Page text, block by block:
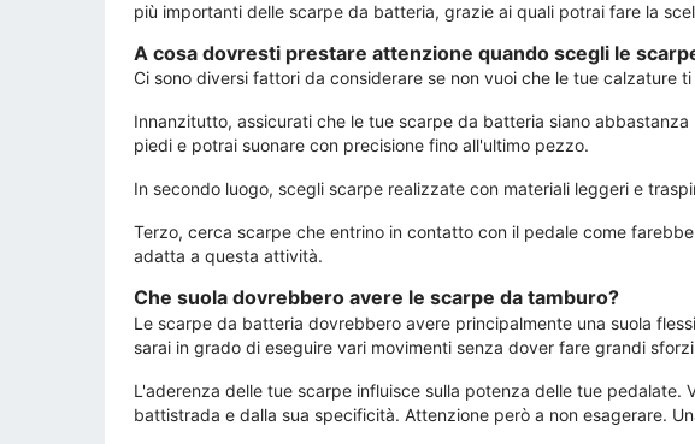
più importanti delle scarpe da batteria, grazie ai quali potrai fare la
A cosa dovresti prestare attenzione quando scegli le
Ci sono diversi fattori da considerare se non vuoi che le tue calzature
Innanzitutto, assicurati che le tue scarpe da batteria siano
piedi e potrai suonare con precisione fino all'ultimo pezzo.
In secondo luogo, scegli scarpe realizzate con materiali leggeri e
Terzo, cerca scarpe che entrino in contatto con il pedale come
adatta a questa attività.
Che suola dovrebbero avere le scarpe da tamburo?
Le scarpe da batteria dovrebbero avere principalmente una suola
sarai in grado di eseguire vari movimenti senza dover fare grandi
L'aderenza delle tue scarpe influisce sulla potenza delle tue
battistrada e dalla sua specificità. Attenzione però a non esagerare.